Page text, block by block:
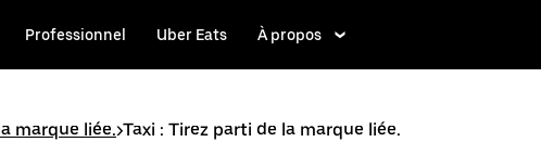
Professionnel Uber Eats À propos
marque liée.>Taxi : Tirez parti de la marque liée.